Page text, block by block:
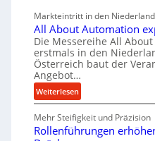
u
p
r
o
e
s
s
h
a
f
t
i
g
t
e
r
s
o
u
n
g
s
c
h
i
n
e
n
a
u
Markteintritt in den
All About Automation
Die Messereihe All
erstmals in den
Österreich baut der
Angebot…
Weiterlesen:
A
l
l
Mehr Steifigkeit und Präzision
Rollenführungen